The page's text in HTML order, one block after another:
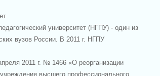
университет (НГПУ) - один из
вузов России. В 2011 г. НГПУ
2011 г. № 1466 «О реорганизации
учреждения высшего профессионального